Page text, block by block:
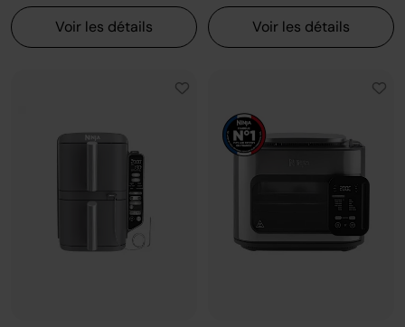
Voir les détails Voir les détails